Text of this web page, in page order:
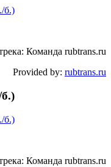
б.)
Команда rubtrans.ru
Provided by: rubtrans.ru
б.)
Команда rubtrans.ru